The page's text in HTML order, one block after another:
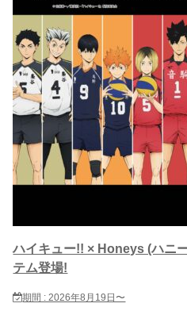
ハイキュー!! × Honeys (ハニ
テム登場!
期間 : 2026年8月19日〜